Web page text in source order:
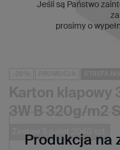
Jeśli są Państwo
prosimy o
Produkcja na
Karton
3W B 320g/m2
Zestaw 3 palet 2040 szt.